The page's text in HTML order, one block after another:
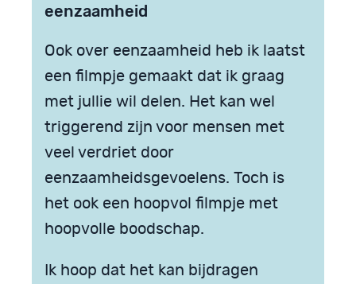
eenzaamheid
Ook over eenzaamheid heb ik laatst
een filmpje gemaakt dat ik graag
met jullie wil delen. Het kan wel
triggerend zijn voor mensen met
veel verdriet door
eenzaamheidsgevoelens. Toch is
het ook een hoopvol filmpje met
hoopvolle boodschap.
Ik hoop dat het kan bijdragen